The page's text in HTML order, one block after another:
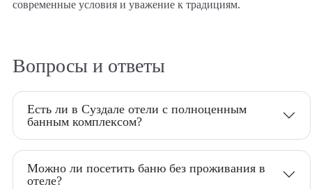
современные условия и уважение к традициям.
Вопросы и ответы
Есть ли в Суздале отели с полноценным
банным комплексом?
Можно ли посетить баню без проживания в
отеле?